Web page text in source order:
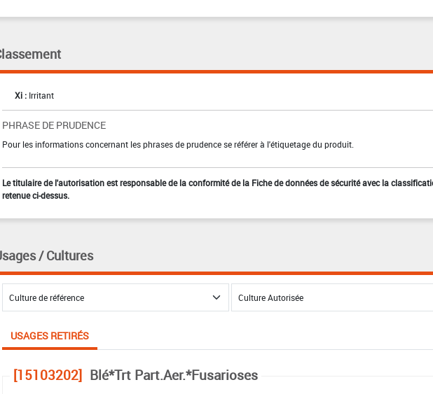
Xi : Irritant
PHRASE DE PRUDENCE
Pour les informations concernant les phrases de prudence se référer à l'étiquetage du produit.
Le titulaire de l'autorisation est responsable de la conformité de la Fiche de données de sécurité avec la
retenue ci-dessus.
/ Cultures
USAGES RETIRÉS
[15103202] Blé*Trt Part.Aer.*Fusarioses